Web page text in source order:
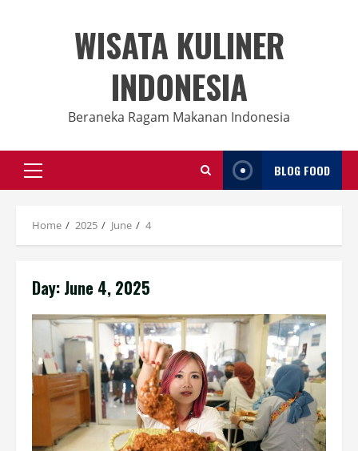
WISATA KULINER
INDONESIA
Beraneka Ragam Makanan Indonesia
Primary
Menu
BLOG FOOD
Home 2025 June 4
Day: June 4, 2025